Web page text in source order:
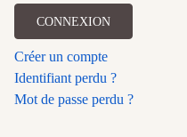
CONNEXION
Créer un compte
Identifiant perdu ?
Mot de passe perdu ?